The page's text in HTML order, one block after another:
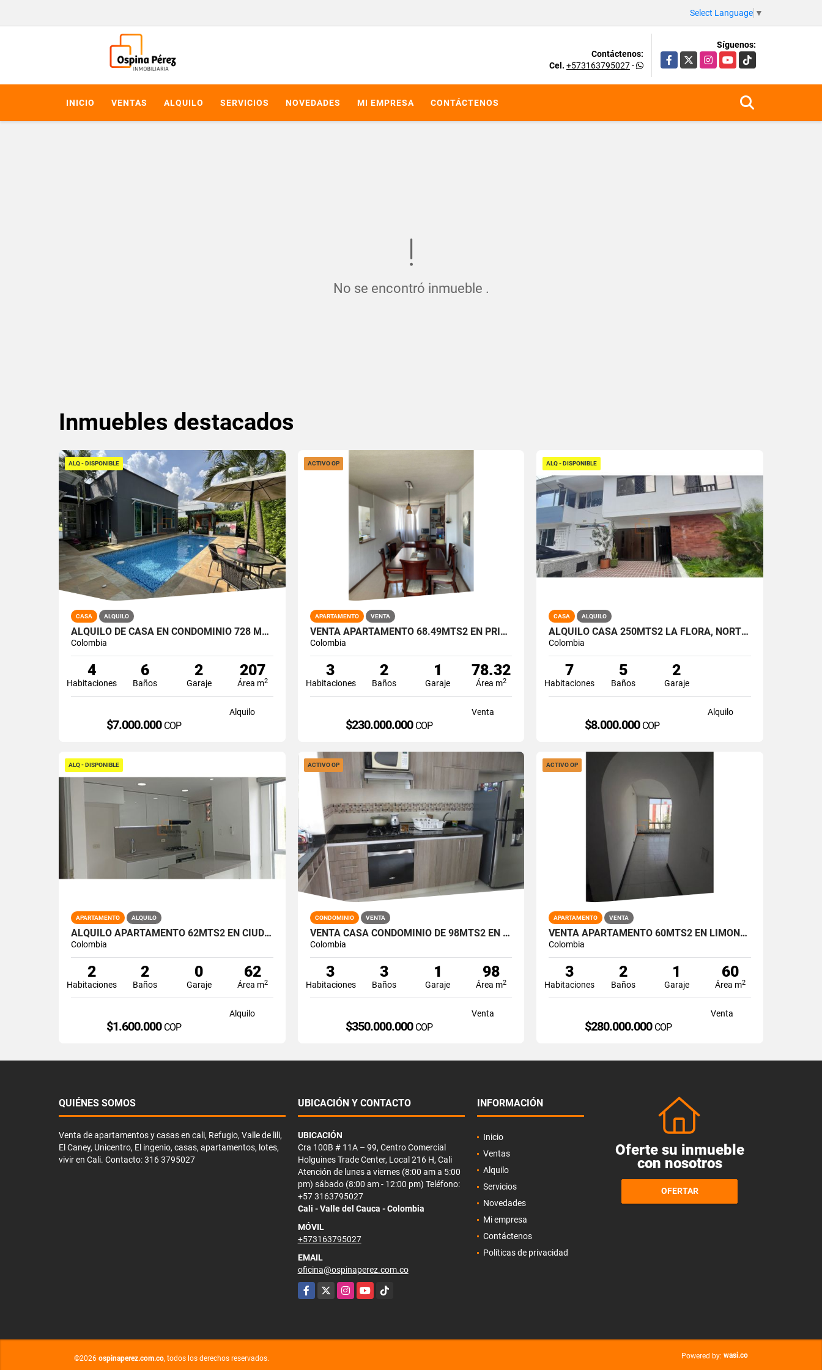
Select Language ▼
Contáctenos:
Cel. +573163795027-
Síguenos:
Facebook
X InstagramYouTubeTikTok
INICIO VENTAS ALQUILO SERVICIOS NOVEDADES MI EMPRESA CONTÁCTENOS
No se encontró inmueble .
Inmuebles destacados
ALQ - DISPONIBLE
CASA ALQUILO
ALQUILO DE CASA EN CONDOMINIO 728 MTRS2 ALFAGUARA, JAMUNDÍ, A-143
Colombia
4
Habitaciones
6
Baños
2
Garaje
207
Área m2
Alquilo
$7.000.000 COP
ACTIVO OP
APARTAMENTO VENTA
VENTA APARTAMENTO 68.49MTS2 EN PRIMERO DE MAYO, SUR DE CALI. 6376-1
Colombia
3
Habitaciones
2
Baños
1
Garaje
78.32
Área m2
Venta
$230.000.000 COP
ALQ - DISPONIBLE
CASA ALQUILO
ALQUILO CASA 250MTS2 LA FLORA, NORTE DE CALI, A-174
Colombia
7
Habitaciones
5
Baños
2
Garaje
Alquilo
$8.000.000 COP
ALQ - DISPONIBLE
APARTAMENTO ALQUILO
ALQUILO APARTAMENTO 62MTS2 EN CIUDAD MELÉNDEZ. SUR DE CALI. A-175
Colombia
2
Habitaciones
2
Baños
0
Garaje
62
Área m2
Alquilo
$1.600.000 COP
ACTIVO OP
CONDOMINIO VENTA
VENTA CASA CONDOMINIO DE 98MTS2 EN ALFAGUARA, JAMUNDÍ 6182-1
Colombia
3
Habitaciones
3
Baños
1
Garaje
98
Área m2
Venta
$350.000.000 COP
ACTIVO OP
APARTAMENTO VENTA
VENTA APARTAMENTO 60MTS2 EN LIMONAR, SUR DE CALI 14804-1
Colombia
3
Habitaciones
2
Baños
1
Garaje
60
Área m2
Venta
$280.000.000 COP
QUIÉNES SOMOS
Venta de apartamentos y casas en cali, Refugio, Valle de lili,
El Caney, Unicentro, El ingenio, casas, apartamentos, lotes,
vivir en Cali. Contacto: 316 3795027
UBICACIÓN Y CONTACTO
UBICACIÓN
Cra 100B # 11A – 99, Centro Comercial
Holguines Trade Center, Local 216 H, Cali
Atención de lunes a viernes (8:00 am a 5:00
pm) sábado (8:00 am - 12:00 pm) Teléfono:
+57 3163795027
Cali - Valle del Cauca - Colombia
MÓVIL
+573163795027
EMAIL
oficina@ospinaperez.com.co
Facebook
X InstagramYouTubeTikTok
INFORMACIÓN
Inicio
Ventas
Alquilo
Servicios
Novedades
Mi empresa
Contáctenos
Políticas de privacidad
Oferte su inmueble
con nosotros
OFERTAR
©2026 ospinaperez.com.co, todos los derechos reservados. Powered by: wasi.co